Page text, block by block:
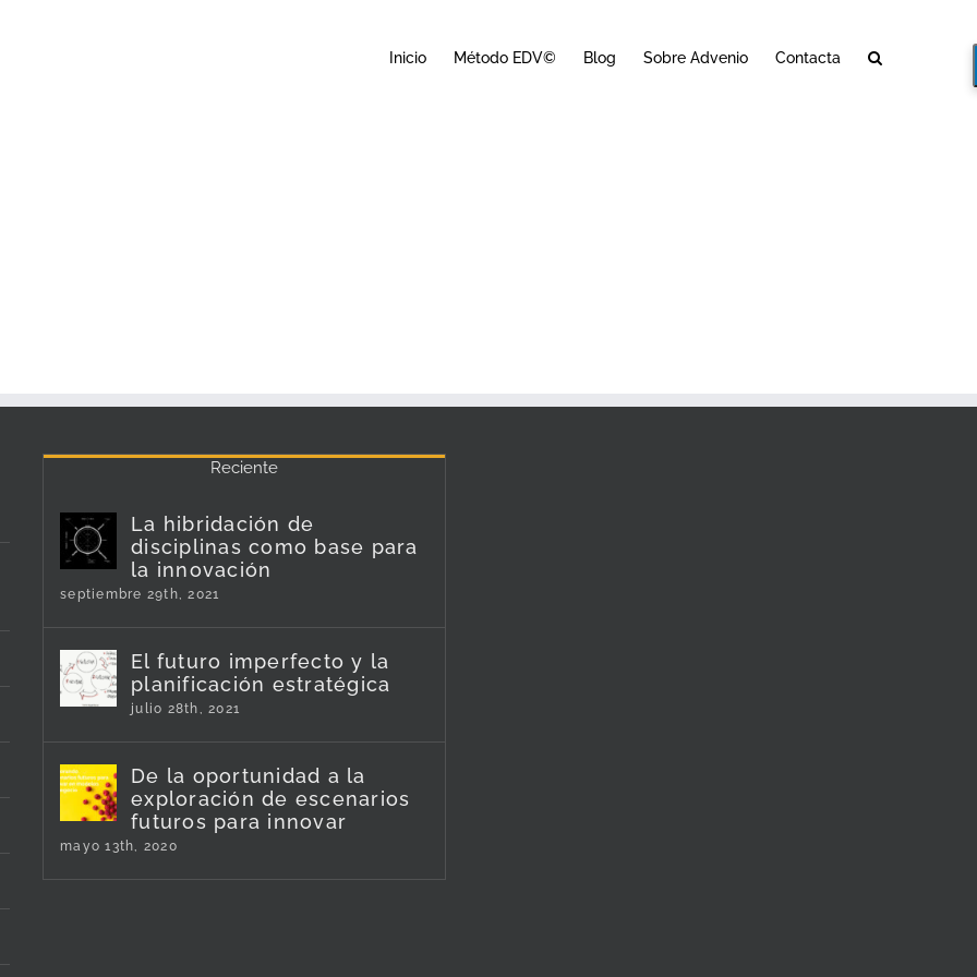
Inicio Método EDV© Blog Sobre Advenio Contacta
Reciente
La hibridación de
disciplinas como base para
la innovación
septiembre 29th, 2021
El futuro imperfecto y la
planificación estratégica
julio 28th, 2021
De la oportunidad a la
exploración de escenarios
futuros para innovar
mayo 13th, 2020